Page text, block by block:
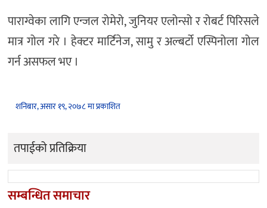
पाराग्वेका लागि एन्जल रोमेरो, जुनियर एलोन्सो र रोबर्ट पिरिसले
मात्र गोल गरे । हेक्टर मार्टिनेज, सामु र अल्बर्टो एस्पिनोला गोल
गर्न असफल भए ।
शनिबार, असार १९, २०७८ मा प्रकाशित
तपाईको प्रतिक्रिया
सम्बन्धित समाचार